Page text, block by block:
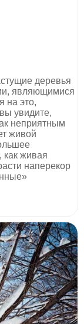
деревья
являющимися
на это,
увидите,
неприятным
живой
как живая
наперекор